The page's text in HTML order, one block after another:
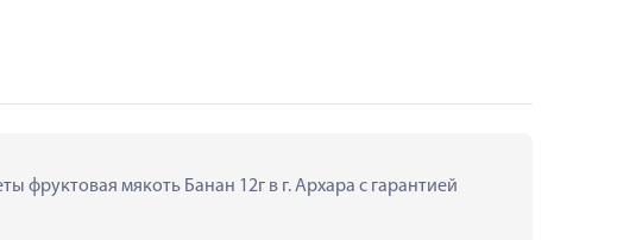
фруктовая мякоть Банан 12г в г. Архара с гарантией